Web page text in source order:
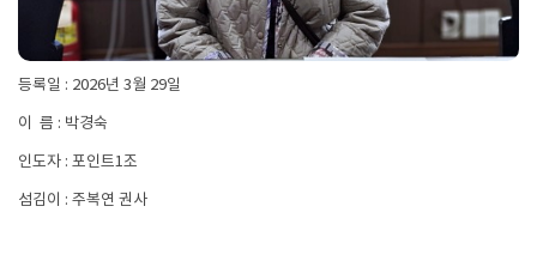
등록일 : 2026년 3월 29일
이 름 : 박경숙
인도자 : 포인트1조
섬김이 : 주복연 권사